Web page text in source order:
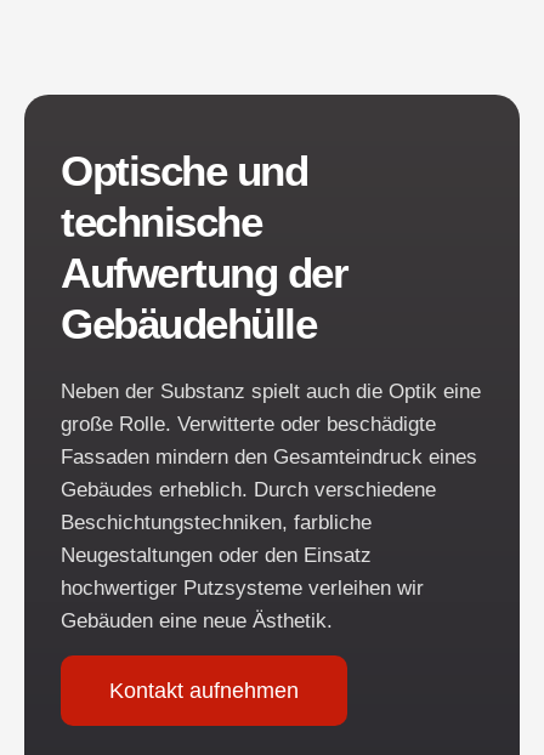
Optische und
technische
Aufwertung der
Gebäudehülle
Neben der Substanz spielt auch die Optik eine
große Rolle. Verwitterte oder beschädigte
Fassaden mindern den Gesamteindruck eines
Gebäudes erheblich. Durch verschiedene
Beschichtungstechniken, farbliche
Neugestaltungen oder den Einsatz
hochwertiger Putzsysteme verleihen wir
Gebäuden eine neue Ästhetik.
Kontakt aufnehmen